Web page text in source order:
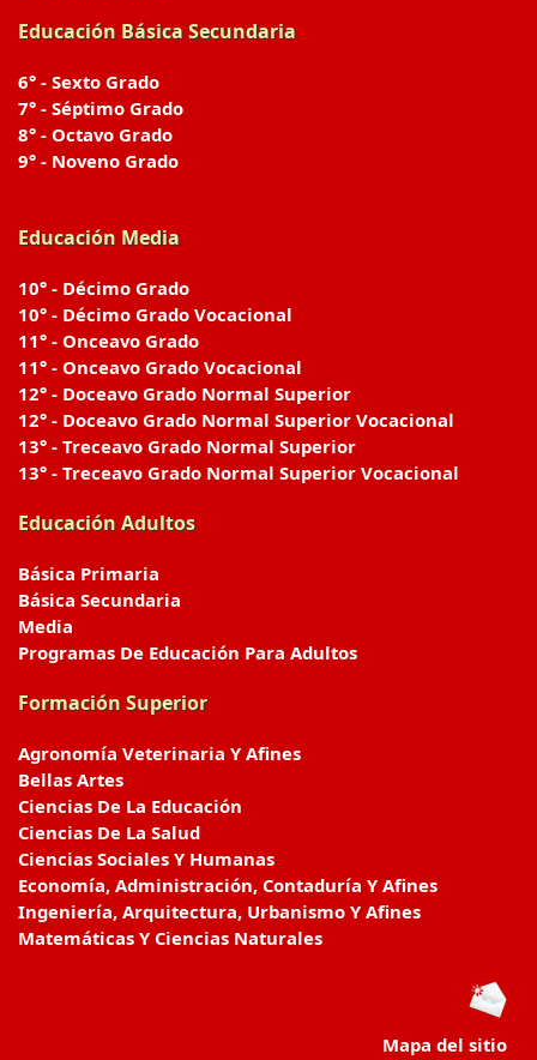
Educación Básica Secundaria
6° - Sexto Grado
7° - Séptimo Grado
8° - Octavo Grado
9° - Noveno Grado
Educación Media
10° - Décimo Grado
10° - Décimo Grado Vocacional
11° - Onceavo Grado
11° - Onceavo Grado Vocacional
12° - Doceavo Grado Normal Superior
12° - Doceavo Grado Normal Superior Vocacional
13° - Treceavo Grado Normal Superior
13° - Treceavo Grado Normal Superior Vocacional
Educación Adultos
Básica Primaria
Básica Secundaria
Media
Programas De Educación Para Adultos
Formación Superior
Agronomía Veterinaria Y Afines
Bellas Artes
Ciencias De La Educación
Ciencias De La Salud
Ciencias Sociales Y Humanas
Economía, Administración, Contaduría Y Afines
Ingeniería, Arquitectura, Urbanismo Y Afines
Matemáticas Y Ciencias Naturales
Mapa del sitio